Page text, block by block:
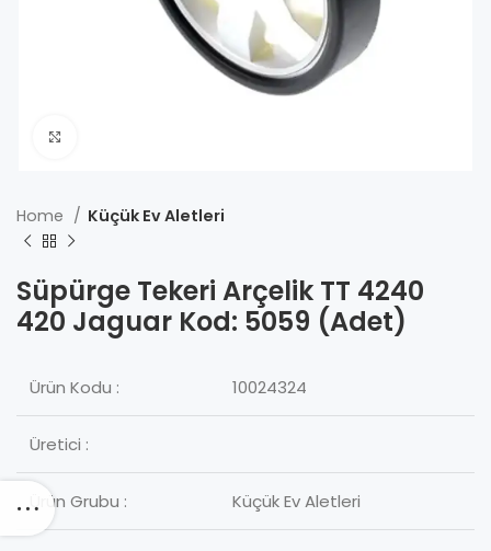
Home Küçük Ev Aletleri
Süpürge Tekeri Arçelik TT 4240
420 Jaguar Kod: 5059 (Adet)
Ürün Kodu : 10024324
Üretici :
Ürün Grubu : Küçük Ev Aletleri